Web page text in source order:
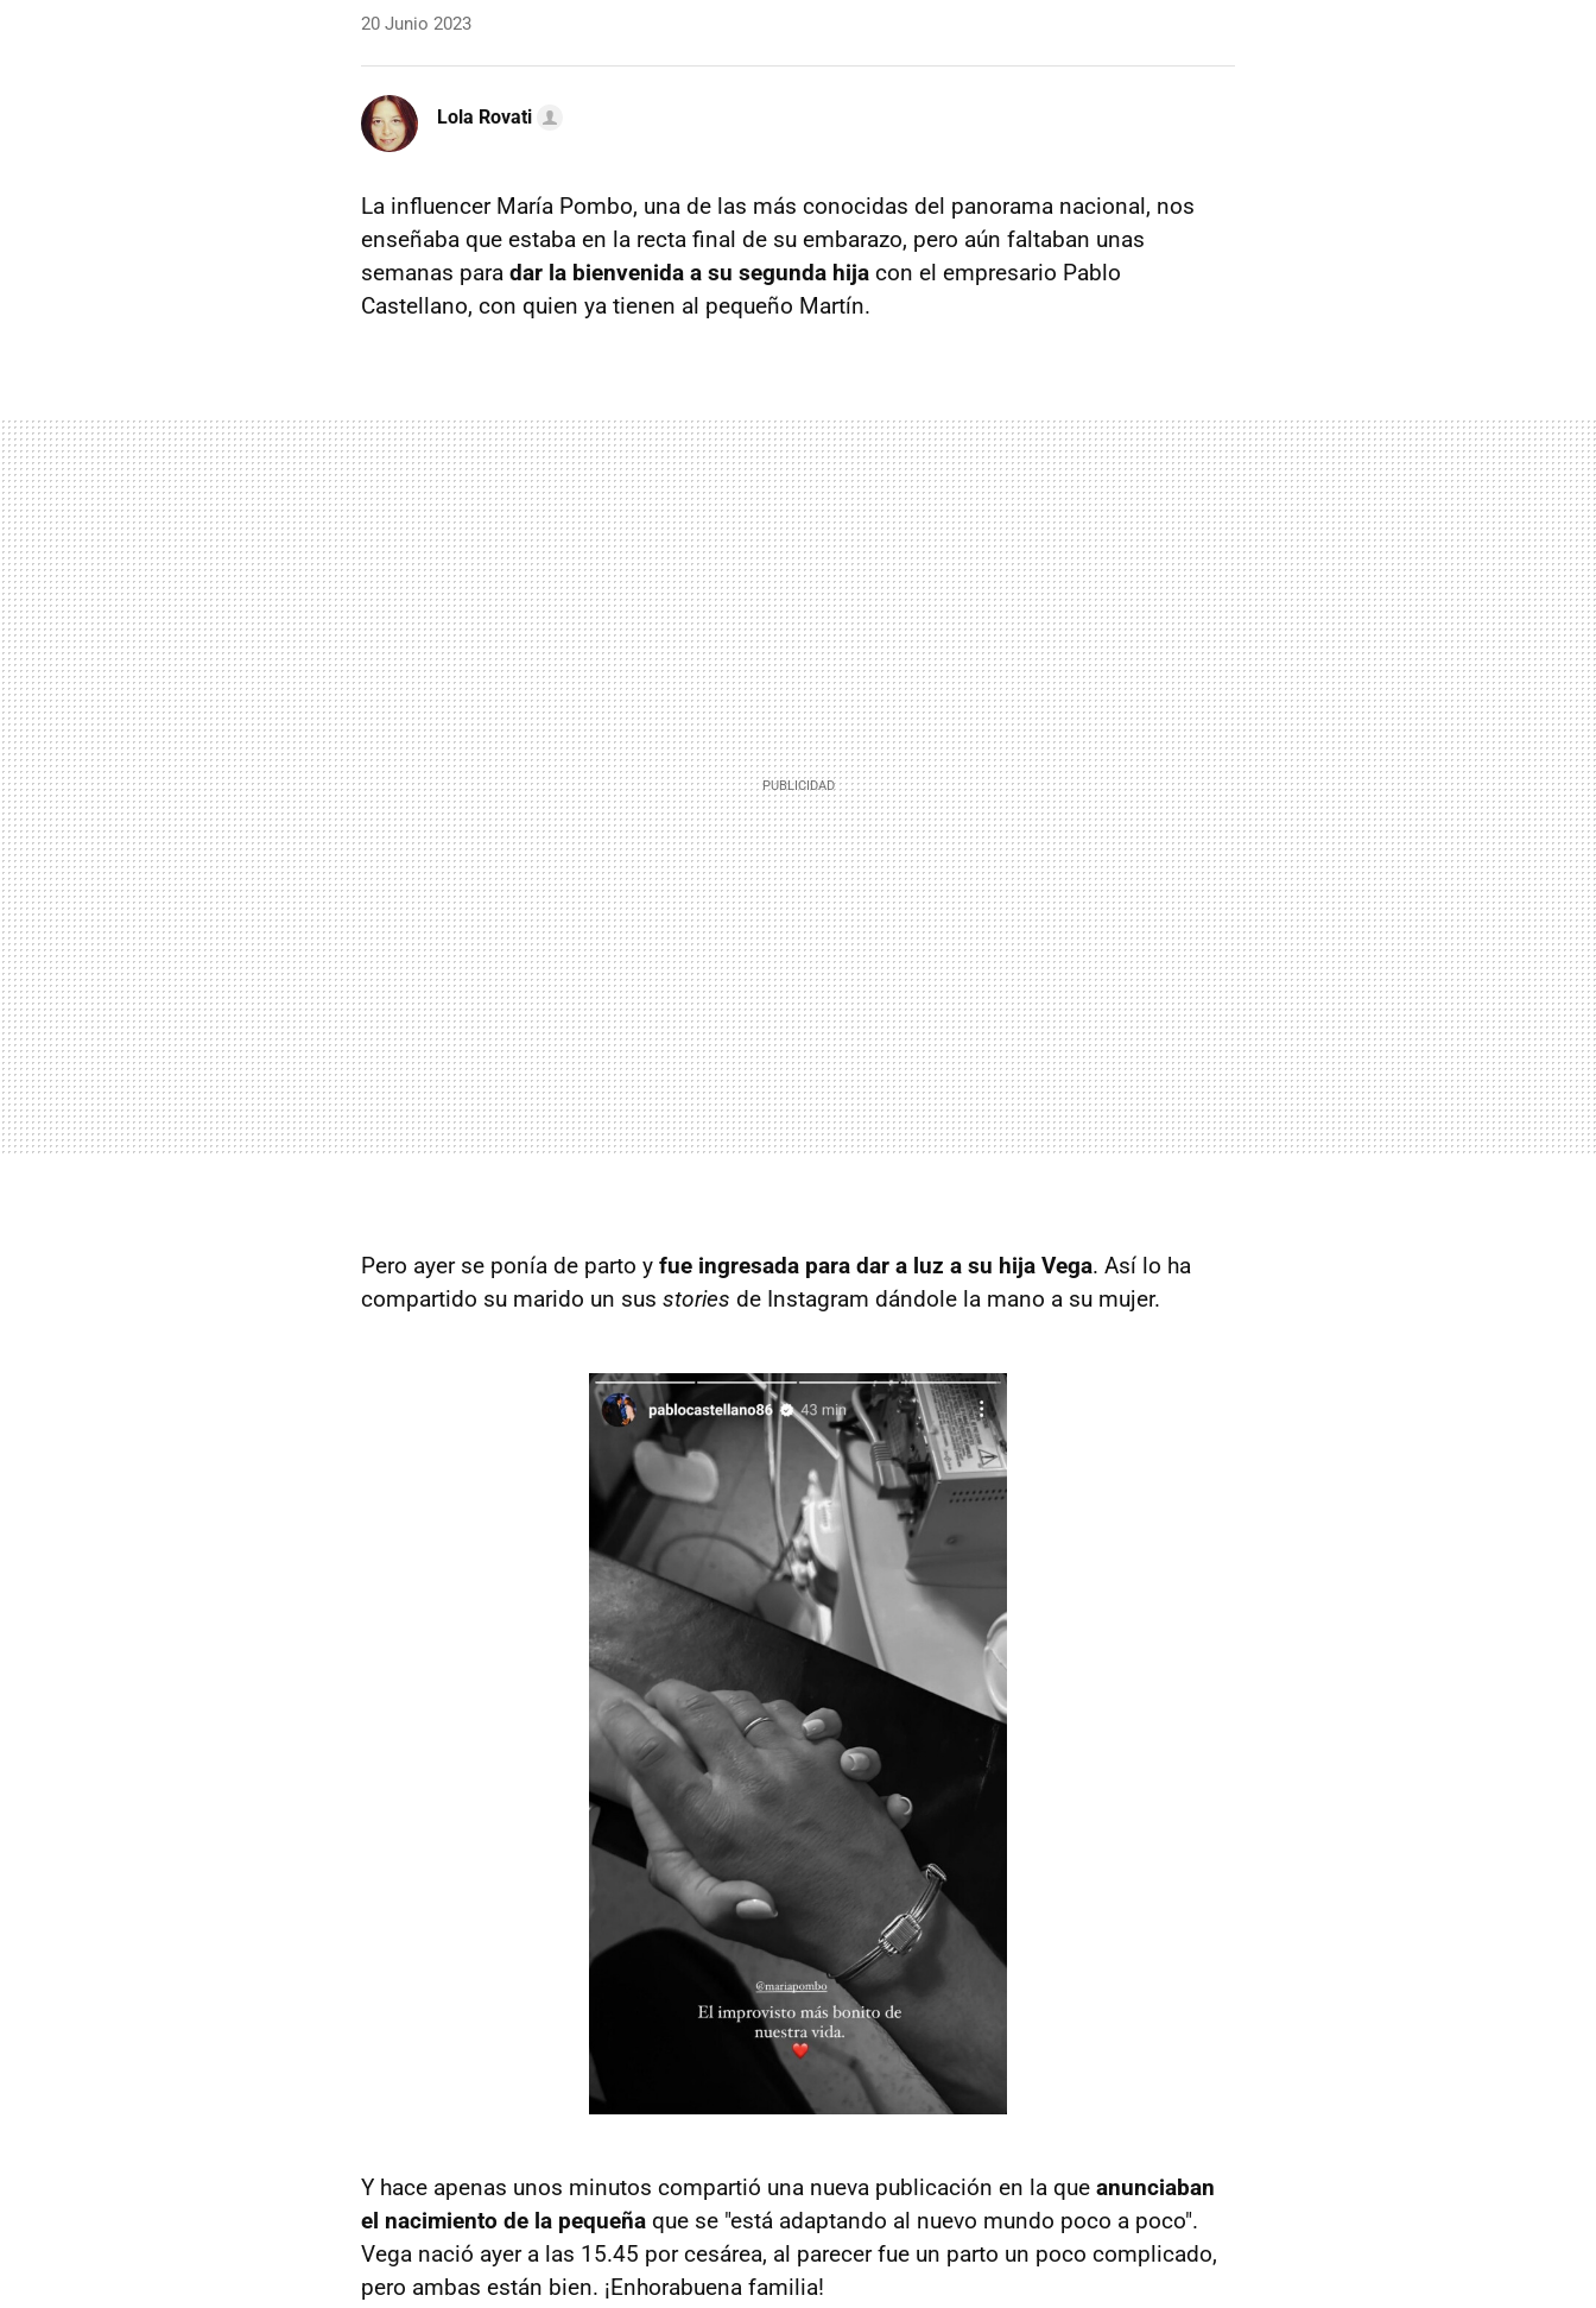
20 Junio 2023
Lola Rovati
La influencer María Pombo, una de las más conocidas del panorama nacional, nos
enseñaba que estaba en la recta final de su embarazo, pero aún faltaban unas
semanas para dar la bienvenida a su segunda hija con el empresario Pablo
Castellano, con quien ya tienen al pequeño Martín.
Pero ayer se ponía de parto y fue ingresada para dar a luz a su hija Vega. Así lo ha
compartido su marido un sus stories de Instagram dándole la mano a su mujer.
Y hace apenas unos minutos compartió una nueva publicación en la que anunciaban
el nacimiento de la pequeña que se "está adaptando al nuevo mundo poco a poco".
Vega nació ayer a las 15.45 por cesárea, al parecer fue un parto un poco complicado,
pero ambas están bien. ¡Enhorabuena familia!